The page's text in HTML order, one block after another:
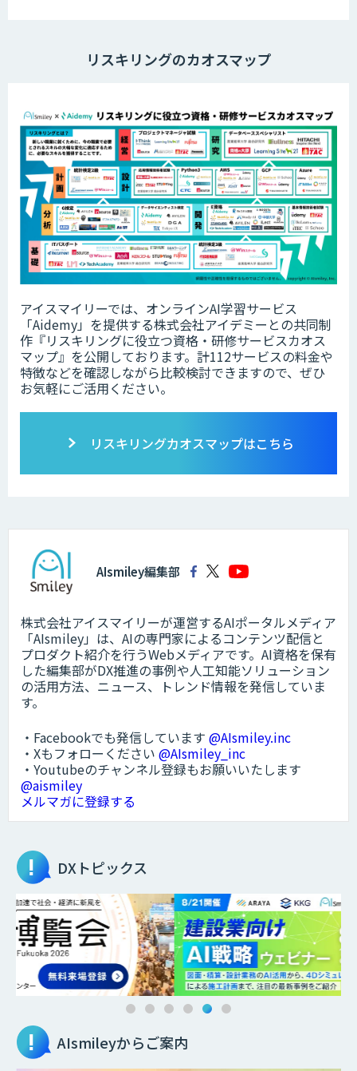
リスキリングのカオスマップ
アイスマイリーでは、オンラインAI学習サービス
「Aidemy」を提供する株式会社アイデミーとの共同制
作『リスキリングに役立つ資格・研修サービスカオス
マップ』を公開しております。計112サービスの料金や
特徴などを確認しながら比較検討できますので、ぜひ
お気軽にご活用ください。
リスキリングカオスマップはこちら
AIsmiley編集部
株式会社アイスマイリーが運営するAIポータルメディア
「AIsmiley」は、AIの専門家によるコンテンツ配信と
プロダクト紹介を行うWebメディアです。AI資格を保有
した編集部がDX推進の事例や人工知能ソリューション
の活用方法、ニュース、トレンド情報を発信していま
す。
・Facebookでも発信しています @AIsmiley.inc
・Xもフォローください @AIsmiley_inc
・Youtubeのチャンネル登録もお願いいたします
@aismiley
メルマガに登録する
DXトピックス
AIsmileyからご案内